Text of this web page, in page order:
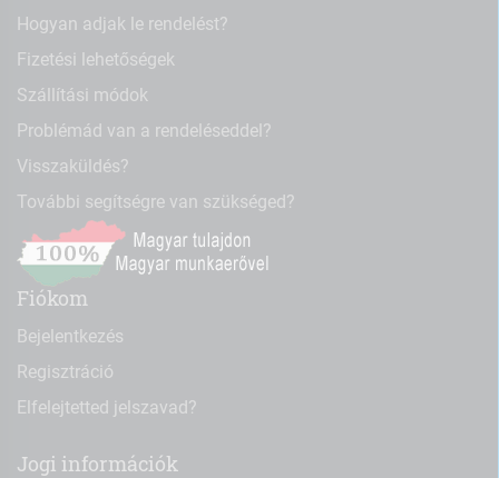
Hogyan adjak le rendelést?
Fizetési lehetőségek
Szállítási módok
Problémád van a rendeléseddel?
Visszaküldés?
További segítségre van szükséged?
Fiókom
Bejelentkezés
Regisztráció
Elfelejtetted jelszavad?
Jogi információk